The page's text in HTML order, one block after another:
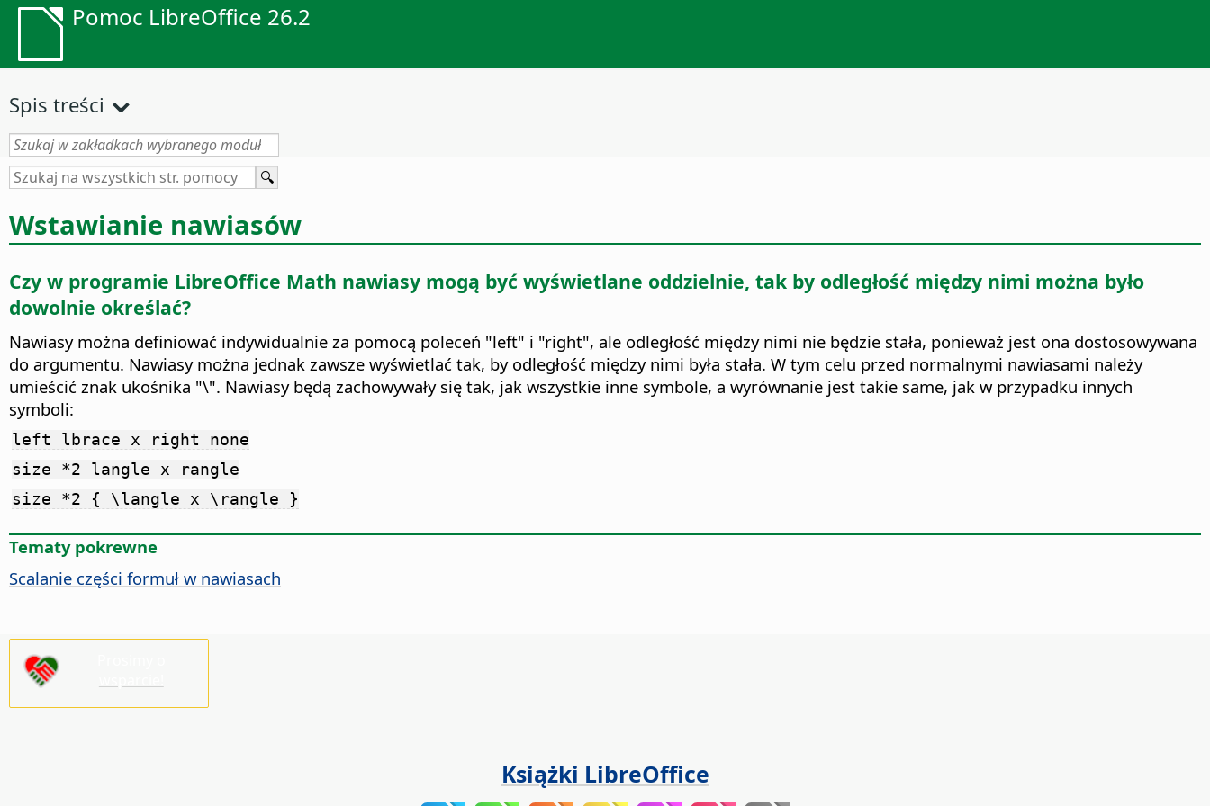
Pomoc LibreOffice 26.2
Spis treści
Wstawianie nawiasów
Czy w programie LibreOffice Math nawiasy mogą być wyświetlane oddzielnie, tak by odległość między nimi można było
dowolnie określać?
Nawiasy można definiować indywidualnie za pomocą poleceń "left" i "right", ale odległość między nimi nie będzie stała, ponieważ jest ona dostosowywana
do argumentu. Nawiasy można jednak zawsze wyświetlać tak, by odległość między nimi była stała. W tym celu przed normalnymi nawiasami należy
umieścić znak ukośnika "\". Nawiasy będą zachowywały się tak, jak wszystkie inne symbole, a wyrównanie jest takie same, jak w przypadku innych
symboli:
left lbrace x right none
size *2 langle x rangle
size *2 { \langle x \rangle }
Tematy pokrewne
Scalanie części formuł w nawiasach
Książki LibreOffice